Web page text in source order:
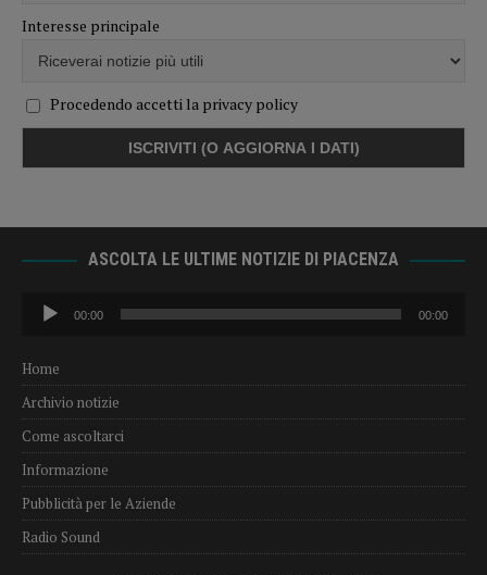
Interesse principale
Procedendo accetti la privacy policy
ASCOLTA LE ULTIME NOTIZIE DI PIACENZA
Audio
Player
00:00 00:00
Home
Archivio notizie
Come ascoltarci
Informazione
Pubblicità per le Aziende
Radio Sound